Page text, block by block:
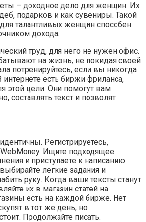
– доходное дело для женщин. Их
подарков и как сувениры. Такой
талантливых женщин способен
дохода.
труд, для него не нужен офис.
на жизнь, не покидая своей
потренируйтесь, если вы никогда
интернете есть биржи фриланса,
этой цели. Они помогут вам
составлять текст и позволят
Регистрируетесь,
Ищите подходящее
и приступаете к написанию
лёгкие задания и
руку. Когда ваши тексты станут
их в магазин статей на
есть на каждой бирже. Нет
в тот же день, но
Продолжайте писать.